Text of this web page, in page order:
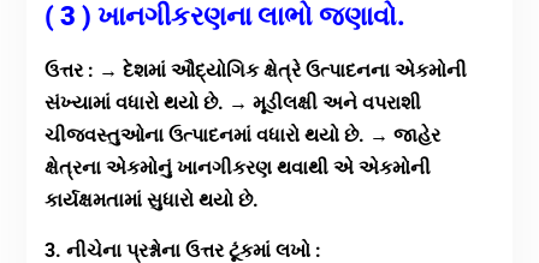
( 3 ) ખાનગીકરણના લાભો જણાવો.
ઉત્તર : → દેશમાં ઔદ્યોગિક ક્ષેત્રે ઉત્પાદનના એકમોની
સંખ્યામાં વધારો થયો છે. → મૂડીલક્ષી અને વપરાશી
ચીજવસ્તુઓના ઉત્પાદનમાં વધારો થયો છે. → જાહેર
ક્ષેત્રના એકમોનું ખાનગીકરણ થવાથી એ એકમોની
કાર્યક્ષમતામાં સુધારો થયો છે.
3. નીચેના પ્રશ્નોના ઉત્તર ટૂંકમાં લખો :